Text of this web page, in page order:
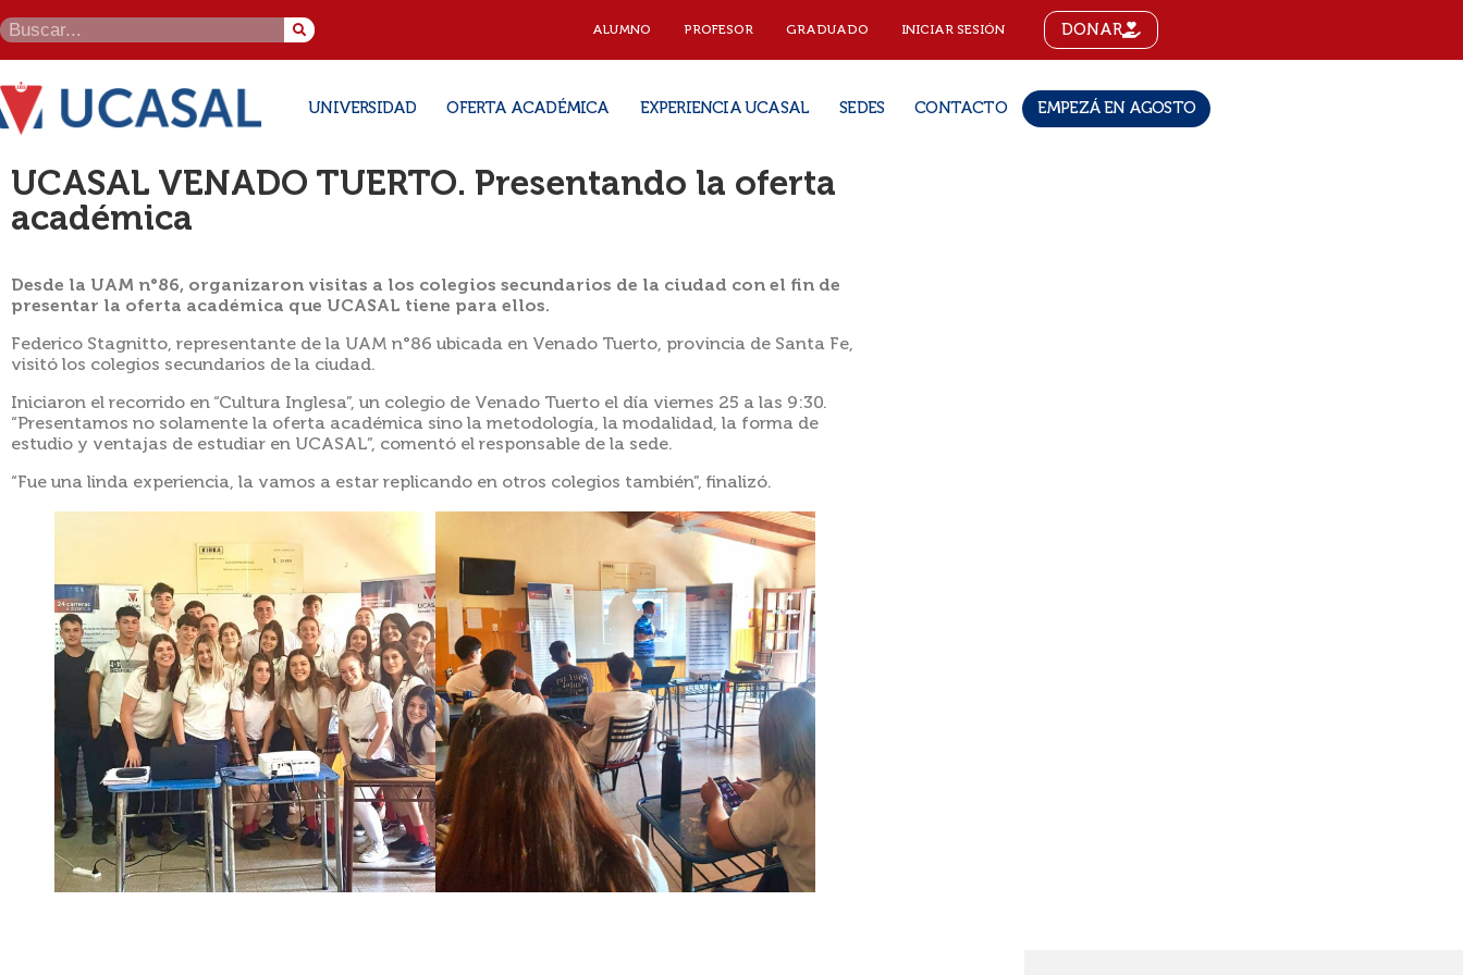
ALUMNO PROFESOR GRADUADO INICIAR SESIÓN DONAR
UNIVERSIDAD OFERTA ACADÉMICA EXPERIENCIA UCASAL SEDES CONTACTO EMPEZÁ EN AGOSTO
UCASAL VENADO TUERTO. Presentando la oferta
académica
Desde la UAM n°86, organizaron visitas a los colegios secundarios de la ciudad con el fin de
presentar la oferta académica que UCASAL tiene para ellos.
Federico Stagnitto, representante de la UAM n°86 ubicada en Venado Tuerto, provincia de Santa Fe,
visitó los colegios secundarios de la ciudad.
Iniciaron el recorrido en “Cultura Inglesa”, un colegio de Venado Tuerto el día viernes 25 a las 9:30.
“Presentamos no solamente la oferta académica sino la metodología, la modalidad, la forma de
estudio y ventajas de estudiar en UCASAL”, comentó el responsable de la sede.
“Fue una linda experiencia, la vamos a estar replicando en otros colegios también”, finalizó.